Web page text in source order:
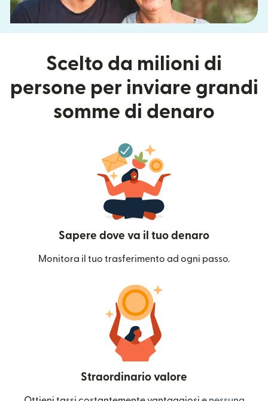
Scelto da milioni di
persone per inviare grandi
somme di denaro
Sapere dove va il tuo denaro
Monitora il tuo trasferimento ad ogni passo.
Straordinario valore